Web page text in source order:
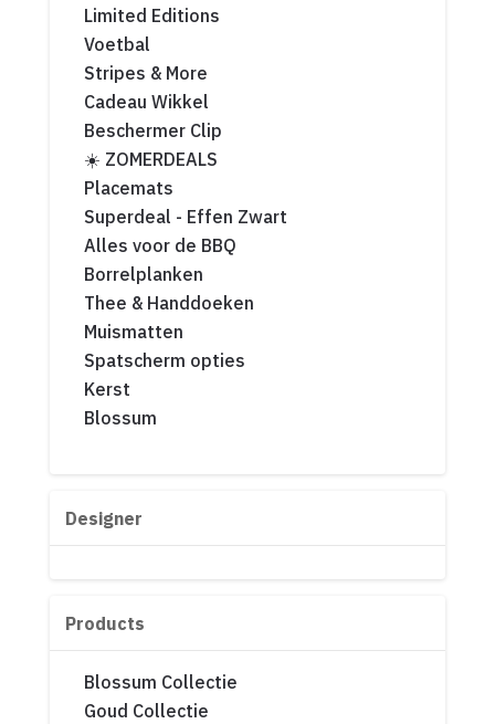
Limited Editions
Voetbal
Stripes & More
Cadeau Wikkel
Beschermer Clip
☀️ ZOMERDEALS
Placemats
Superdeal - Effen Zwart
Alles voor de BBQ
Borrelplanken
Thee & Handdoeken
Muismatten
Spatscherm opties
Kerst
Blossum
Designer
Products
Blossum Collectie
Goud Collectie